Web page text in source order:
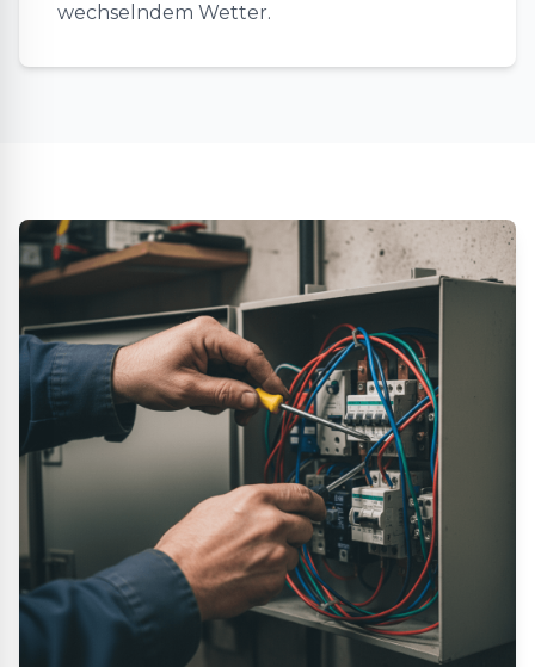
wechselndem Wetter.